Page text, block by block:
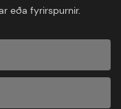
eða fyrirspurnir.